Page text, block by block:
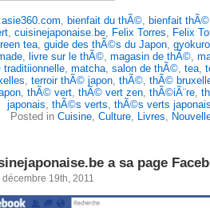
asie360.com, bienfait du thÃ©, bienfait
, cuisinejaponaise.be, Felix Torres, Felix
tea, guide des thÃ©s du Japon, gyokuro
, livre sur le thÃ©, magasin de thÃ©,
, matcha, salon de thÃ©, tea,
, terroir thÃ© japon, thÃ©, thÃ©
, thÃ© vert, thÃ© vert zen, thÃ©iÃ¨re,
japonais, thÃ©s verts, thÃ©s verts
Posted in Cuisine, Culture, Livres,
a sa page
décembre 19th, 2011